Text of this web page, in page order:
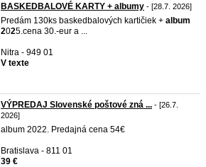
BASKEDBALOVÉ KARTY + albumy - [28.7. 2026]
Predám 130ks baskedbalových kartičiek + album
2025.cena 30.-eur a ...
Nitra - 949 01
V texte
VÝPREDAJ Slovenské poštové zná ... - [26.7.
2026]
album 2022. Predajná cena 54€
Bratislava - 811 01
39 €